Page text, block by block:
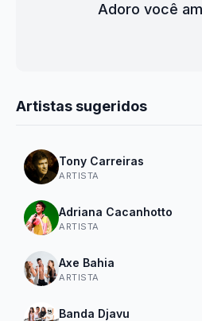
Adoro você
Artistas sugeridos
Tony Carreiras
ARTISTA
Adriana Cacanhotto
ARTISTA
Axe Bahia
ARTISTA
Banda Djavu